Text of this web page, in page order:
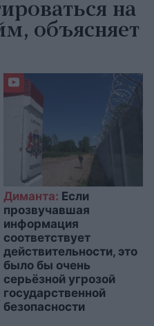
на
объясняет
Диманта: Если
прозвучавшая
информация
соответствует
действительности, это
было бы очень
серьёзной угрозой
государственной
безопасности